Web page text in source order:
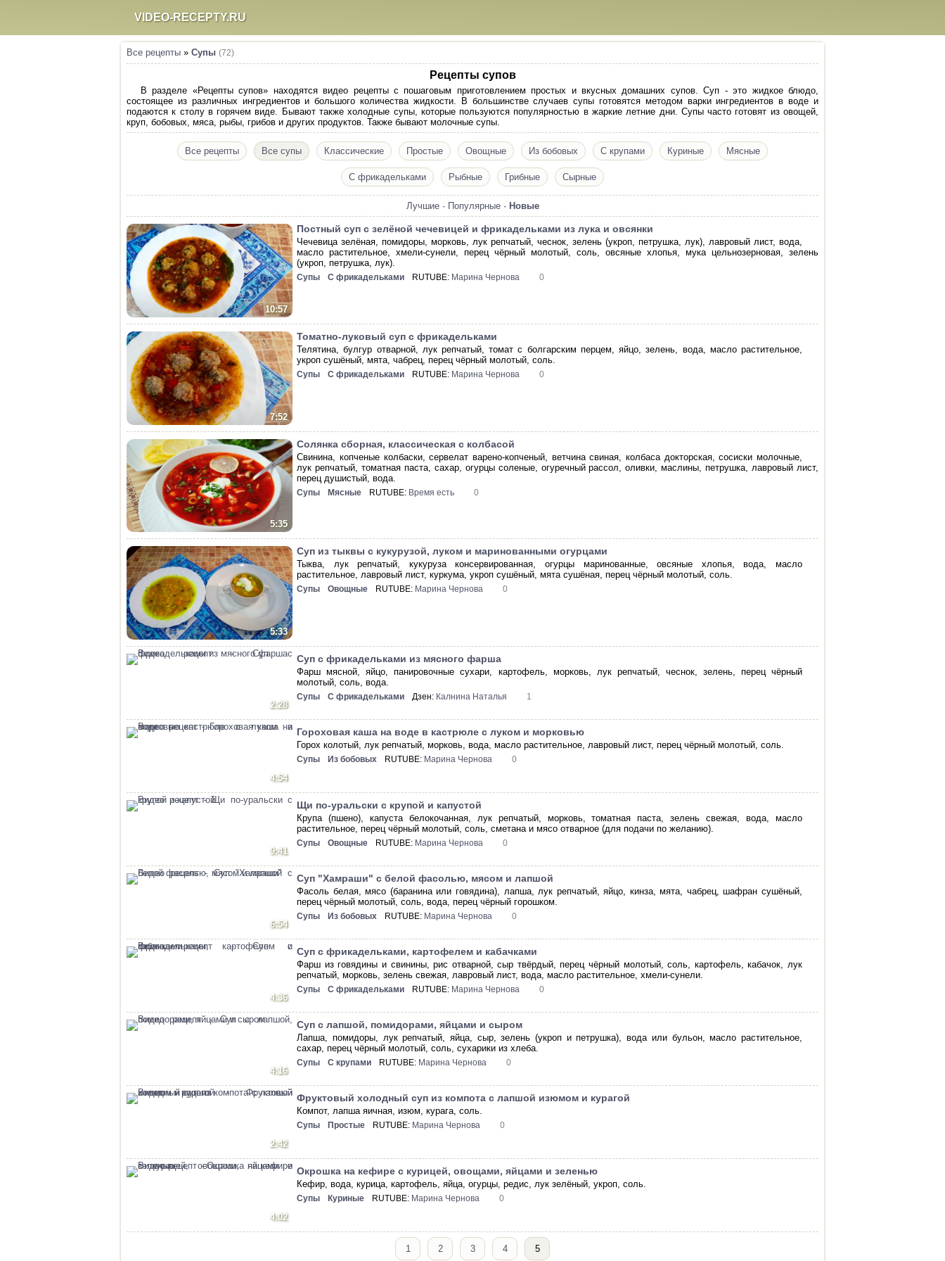
VIDEO-RECEPTY.RU
Все рецепты » Супы (72)
Рецепты супов
В разделе «Рецепты супов» находятся видео рецепты с пошаговым приготовлением простых и вкусных домашних супов. Суп - это жидкое блюдо,
состоящее из различных ингредиентов и большого количества жидкости. В большинстве случаев супы готовятся методом варки ингредиентов в воде и
подаются к столу в горячем виде. Бывают также холодные супы, которые пользуются популярностью в жаркие летние дни. Супы часто готовят из овощей,
круп, бобовых, мяса, рыбы, грибов и других продуктов. Также бывают молочные супы.
Все рецепты Все супы Классические Простые Овощные Из бобовых С крупами Куриные Мясные
С фрикадельками Рыбные Грибные Сырные
Лучшие · Популярные · Новые
10:57
Постный суп с зелёной чечевицей и фрикадельками из лука и овсянки
Чечевица зелёная, помидоры, морковь, лук репчатый, чеснок, зелень (укроп, петрушка, лук), лавровый лист, вода,
масло растительное, хмели-сунели, перец чёрный молотый, соль, овсяные хлопья, мука цельнозерновая, зелень
(укроп, петрушка, лук).
Супы С фрикадельками RUTUBE: Марина Чернова 0
7:52
Томатно-луковый суп с фрикадельками
Телятина, булгур отварной, лук репчатый, томат с болгарским перцем, яйцо, зелень, вода, масло растительное,
укроп сушёный, мята, чабрец, перец чёрный молотый, соль.
Супы С фрикадельками RUTUBE: Марина Чернова 0
5:35
Солянка сборная, классическая с колбасой
Свинина, копченые колбаски, сервелат варено-копченый, ветчина свиная, колбаса докторская, сосиски молочные,
лук репчатый, томатная паста, сахар, огурцы соленые, огуречный рассол, оливки, маслины, петрушка, лавровый лист,
перец душистый, вода.
Супы Мясные RUTUBE: Время есть 0
5:33
Суп из тыквы с кукурузой, луком и маринованными огурцами
Тыква, лук репчатый, кукуруза консервированная, огурцы маринованные, овсяные хлопья, вода, масло
растительное, лавровый лист, куркума, укроп сушёный, мята сушёная, перец чёрный молотый, соль.
Супы Овощные RUTUBE: Марина Чернова 0
2:28
Суп с фрикадельками из мясного фарша
Фарш мясной, яйцо, панировочные сухари, картофель, морковь, лук репчатый, чеснок, зелень, перец чёрный
молотый, соль, вода.
Супы С фрикадельками Дзен: Калнина Наталья 1
4:54
Гороховая каша на воде в кастрюле с луком и морковью
Горох колотый, лук репчатый, морковь, вода, масло растительное, лавровый лист, перец чёрный молотый, соль.
Супы Из бобовых RUTUBE: Марина Чернова 0
9:41
Щи по-уральски с крупой и капустой
Крупа (пшено), капуста белокочанная, лук репчатый, морковь, томатная паста, зелень свежая, вода, масло
растительное, перец чёрный молотый, соль, сметана и мясо отварное (для подачи по желанию).
Супы Овощные RUTUBE: Марина Чернова 0
6:54
Суп "Хамраши" с белой фасолью, мясом и лапшой
Фасоль белая, мясо (баранина или говядина), лапша, лук репчатый, яйцо, кинза, мята, чабрец, шафран сушёный,
перец чёрный молотый, соль, вода, перец чёрный горошком.
Супы Из бобовых RUTUBE: Марина Чернова 0
4:36
Суп с фрикадельками, картофелем и кабачками
Фарш из говядины и свинины, рис отварной, сыр твёрдый, перец чёрный молотый, соль, картофель, кабачок, лук
репчатый, морковь, зелень свежая, лавровый лист, вода, масло растительное, хмели-сунели.
Супы С фрикадельками RUTUBE: Марина Чернова 0
4:16
Суп с лапшой, помидорами, яйцами и сыром
Лапша, помидоры, лук репчатый, яйца, сыр, зелень (укроп и петрушка), вода или бульон, масло растительное,
сахар, перец чёрный молотый, соль, сухарики из хлеба.
Супы С крупами RUTUBE: Марина Чернова 0
2:42
Фруктовый холодный суп из компота с лапшой изюмом и курагой
Компот, лапша яичная, изюм, курага, соль.
Супы Простые RUTUBE: Марина Чернова 0
4:02
Окрошка на кефире с курицей, овощами, яйцами и зеленью
Кефир, вода, курица, картофель, яйца, огурцы, редис, лук зелёный, укроп, соль.
Супы Куриные RUTUBE: Марина Чернова 0
1 2 3 4 5